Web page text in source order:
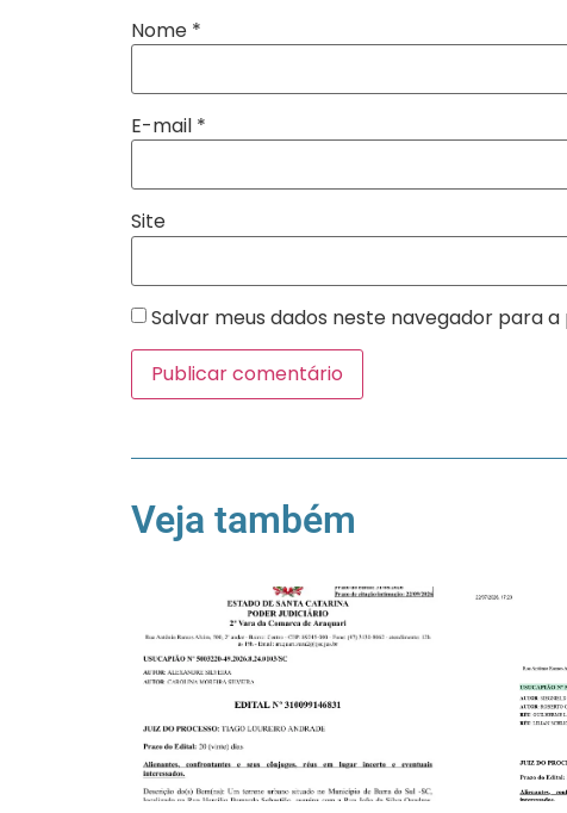
Nome *
E-mail *
Site
Salvar meus dados neste navegador para
Veja também